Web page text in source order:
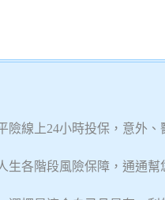
險線上24小時投保，意外
生各階段風險保障，通通幫